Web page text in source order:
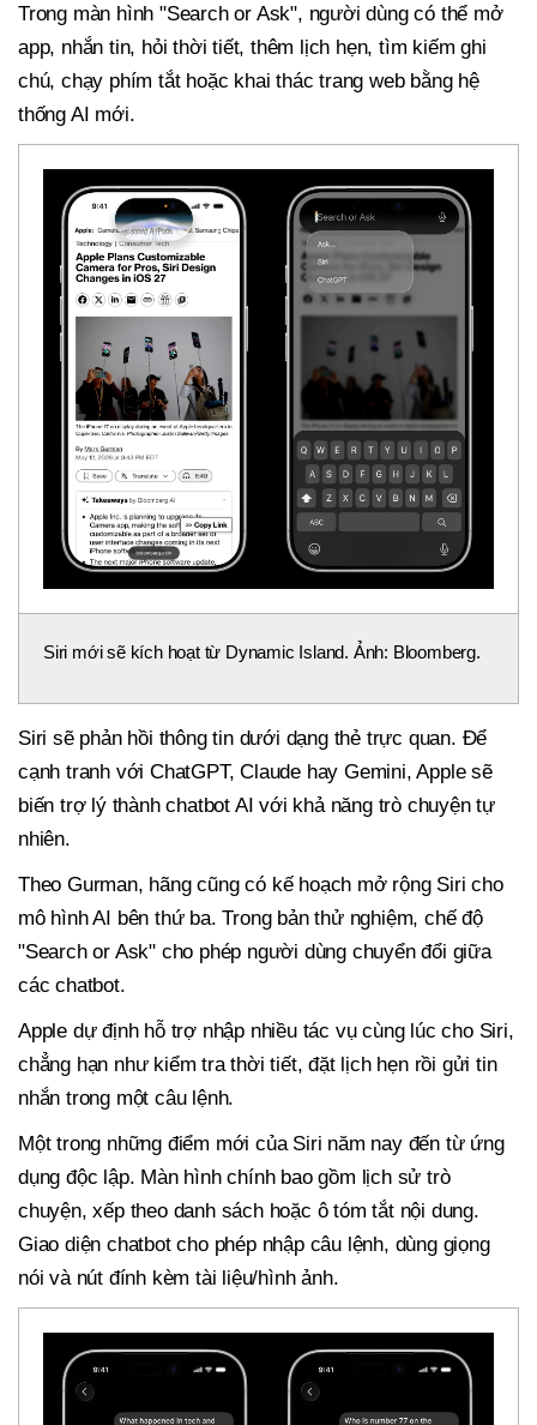
Trong màn hình "Search or Ask", người dùng có thể mở
app, nhắn tin, hỏi thời tiết, thêm lịch hẹn, tìm kiếm ghi
chú, chạy phím tắt hoặc khai thác trang web bằng hệ
thống AI mới.
Siri mới sẽ kích hoạt từ Dynamic Island. Ảnh: Bloomberg.
Siri sẽ phản hồi thông tin dưới dạng thẻ trực quan. Để
cạnh tranh với ChatGPT, Claude hay Gemini, Apple sẽ
biến trợ lý thành chatbot AI với khả năng trò chuyện tự
nhiên.
Theo Gurman, hãng cũng có kế hoạch mở rộng Siri cho
mô hình AI bên thứ ba. Trong bản thử nghiệm, chế độ
"Search or Ask" cho phép người dùng chuyển đổi giữa
các chatbot.
Apple dự định hỗ trợ nhập nhiều tác vụ cùng lúc cho Siri,
chẳng hạn như kiểm tra thời tiết, đặt lịch hẹn rồi gửi tin
nhắn trong một câu lệnh.
Một trong những điểm mới của Siri năm nay đến từ ứng
dụng độc lập. Màn hình chính bao gồm lịch sử trò
chuyện, xếp theo danh sách hoặc ô tóm tắt nội dung.
Giao diện chatbot cho phép nhập câu lệnh, dùng giọng
nói và nút đính kèm tài liệu/hình ảnh.